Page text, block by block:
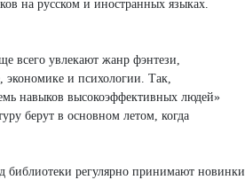
на русском и иностранных языках.
всего увлекают жанр фэнтези,
и психологии. Так,
навыков высокоэффективных людей»
берут в основном летом, когда
библиотеки регулярно принимают новинки